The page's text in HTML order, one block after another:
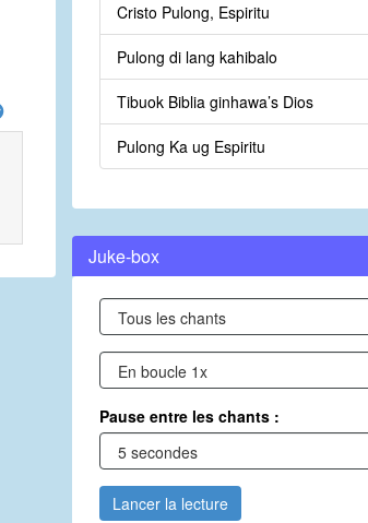
Cristo Pulong, Espiritu
Pulong di lang kahibalo
Tibuok Biblia ginhawa’s Dios
Pulong Ka ug Espiritu
Juke-box
Pause entre les chants :
Lancer la lecture